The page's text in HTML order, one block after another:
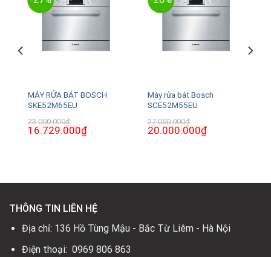
MÁY RỬA BÁT BOSCH
SKE52M65EU
23.000.000₫
Giá
gốc
16.729.000₫Giá
hiện
Máy rửa bát Bosch
SCE52M55EU
27.050.000₫
Giá
gốc
20.000.000₫Giá
hiện
THÔNG TIN LIÊN HỆ
Địa chỉ: 136 Hồ Tùng Mậu - Bắc Từ Liêm - Hà Nội
Điện thoại: 0969 806 863